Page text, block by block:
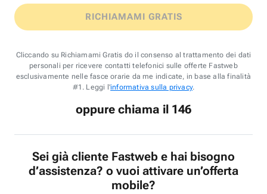
RICHIAMAMI GRATIS
Cliccando su Richiamami Gratis do il consenso al trattamento dei dati
personali per ricevere contatti telefonici sulle offerte Fastweb
esclusivamente nelle fasce orarie da me indicate, in base alla finalità
#1. Leggi l'informativa sulla privacy.
oppure chiama il 146
Sei già cliente Fastweb e hai bisogno
d’assistenza? o vuoi attivare un’offerta
mobile?